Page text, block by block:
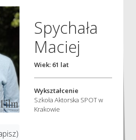
Spychała
Maciej
Wiek: 61 lat
Wykształcenie
Szkoła Aktorska SPOT w
Krakowie